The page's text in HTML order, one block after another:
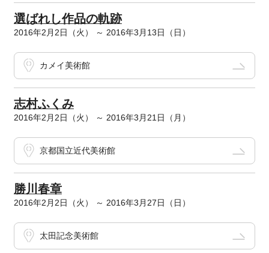
選ばれし作品の軌跡
2016年2月2日（火） ～ 2016年3月13日（日）
カメイ美術館
志村ふくみ
2016年2月2日（火） ～ 2016年3月21日（月）
京都国立近代美術館
勝川春章
2016年2月2日（火） ～ 2016年3月27日（日）
太田記念美術館